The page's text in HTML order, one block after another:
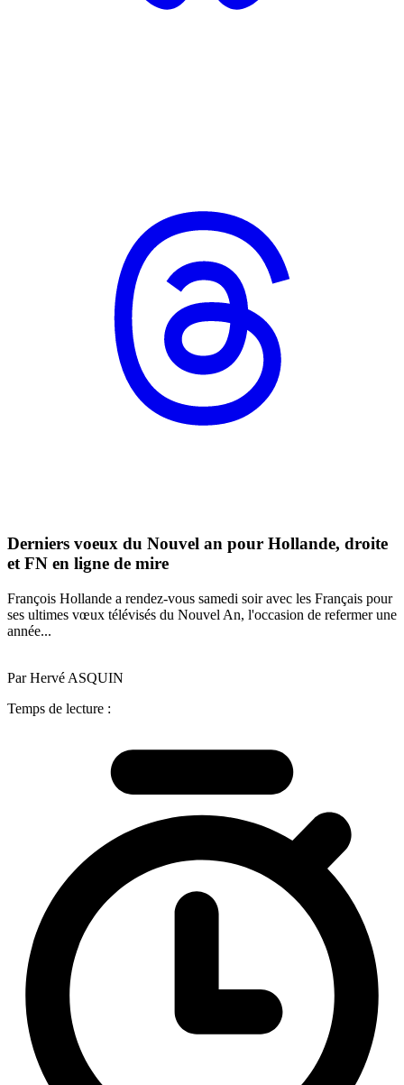
Derniers voeux du Nouvel an pour Hollande, droite
et FN en ligne de mire
François Hollande a rendez-vous samedi soir avec les Français pour
ses ultimes vœux télévisés du Nouvel An, l'occasion de refermer une
année...
Par Hervé ASQUIN
Temps de lecture :